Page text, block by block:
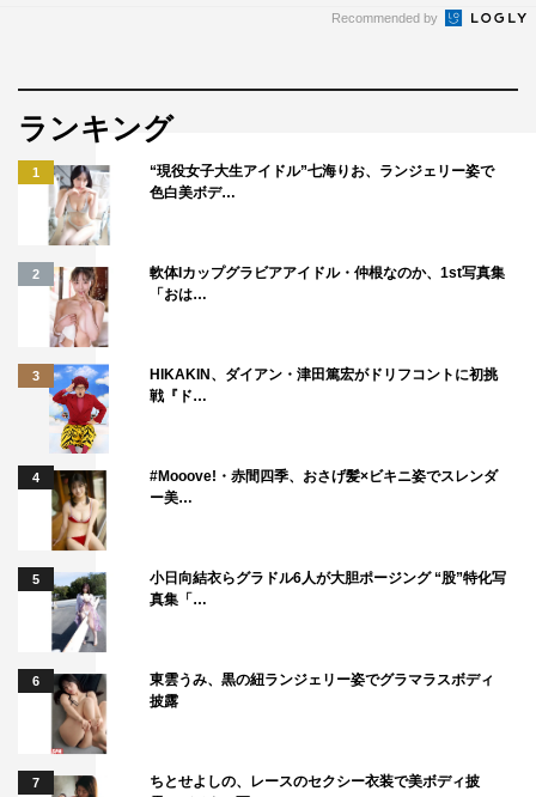
Recommended by
ランキング
1
“現役女子大生アイドル”七海りお、ランジェリー姿で
色白美ボデ…
2
軟体Iカップグラビアアイドル・仲根なのか、1st写真集
「おは…
3
HIKAKIN、ダイアン・津田篤宏がドリフコントに初挑
戦『ド…
4
#Mooove!・赤間四季、おさげ髪×ビキニ姿でスレンダ
ー美…
5
小日向結衣らグラドル6人が大胆ポージング “股”特化写
真集「…
6
東雲うみ、黒の紐ランジェリー姿でグラマラスボディ
披露
7
ちとせよしの、レースのセクシー衣装で美ボディ披